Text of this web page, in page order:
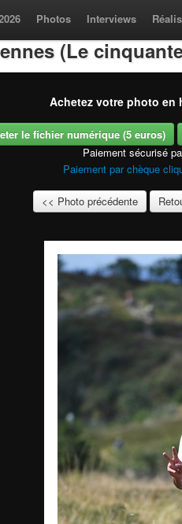
Photos Interviews
(Le
Achetez votre photo en
le fichier numérique (5 euros)
Paiement sécurisé
Paiement par chèque
<< Photo précédente